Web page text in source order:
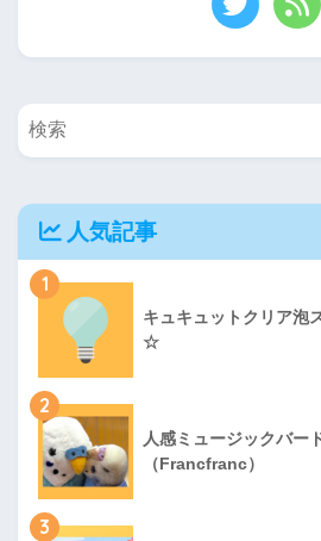
人気記事
1
キュキュットクリア泡
☆
2
人感ミュージックバー
（Francfranc）
3